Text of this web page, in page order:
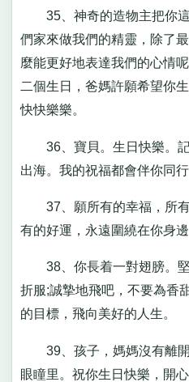
35、神奇的造物主把你這
們家來做我們的精靈，除了
麼能更好地表達我們的心情
二個生日，爸媽許願希望你
快快樂樂。
36、寶貝。生日快樂。記
出海。我的祝福都會伴你同行
37、願所有的幸福，所有
有的好運，永遠圍繞在你身
38、你長着一對翅膀。堅
折服;誠摯地飛吧，不要為香
的目標，飛向美好的人生。
39、孩子，媽媽沒有離開
眼瞳里。祝你生日快樂，開心